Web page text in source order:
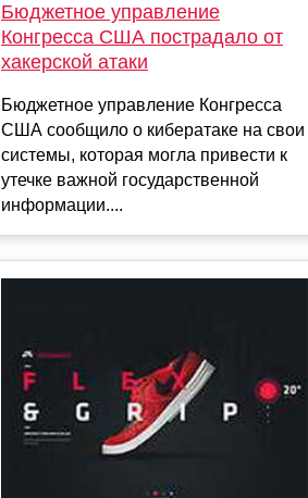
Бюджетное управление
Конгресса США пострадало от
хакерской атаки
Бюджетное управление Конгресса
США сообщило о кибератаке на свои
системы, которая могла привести к
утечке важной государственной
информации....